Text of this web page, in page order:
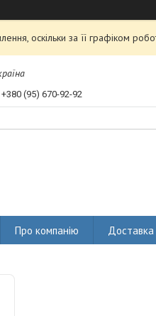
оскільки за її графіком
+380 (95) 670-92-92
Про компанію